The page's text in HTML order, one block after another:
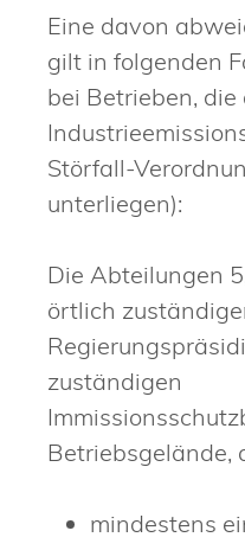
Eine davon
gilt in folgenden
bei Betrieben,
Störfall-
unterliegen):
Die Abteilungen
örtlich
zuständigen
Betriebsgelände,
mindestens